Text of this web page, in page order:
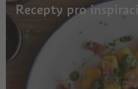
Recepty pro inspiraci